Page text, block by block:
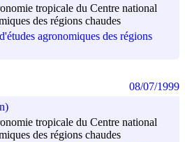
tropicale du Centre national
des régions chaudes
agronomiques des régions
tropicale du Centre national
des régions chaudes
08/07/1999